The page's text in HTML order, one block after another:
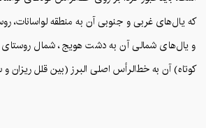
که یال‌های غربی و جنوبی آن به منطقه لواسانات،
و یال‌‌های شمالی آن به دشت هویج، شمال
کوتاه) آن به خط‌الرأس اصلی البرز (بین قلل ریزان